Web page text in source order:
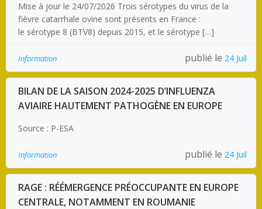
Mise à jour le 24/07/2026 Trois sérotypes du virus de la
fièvre catarrhale ovine sont présents en France :
le sérotype 8 (BTV8) depuis 2015, et le sérotype […]
Information publié le 24 Juil
BILAN DE LA SAISON 2024-2025 D’INFLUENZA
AVIAIRE HAUTEMENT PATHOGÈNE EN EUROPE
Source : P-ESA
Information publié le 24 Juil
RAGE : RÉÉMERGENCE PRÉOCCUPANTE EN EUROPE
CENTRALE, NOTAMMENT EN ROUMANIE